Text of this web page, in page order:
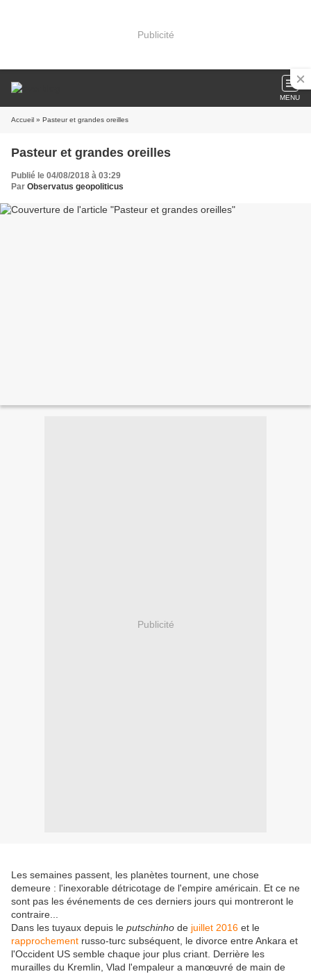
Publicité
MENU
Accueil » Pasteur et grandes oreilles
Pasteur et grandes oreilles
Publié le 04/08/2018 à 03:29
Par Observatus geopoliticus
Publicité
Les semaines passent, les planètes tournent, une chose
demeure : l'inexorable détricotage de l'empire américain. Et ce ne
sont pas les événements de ces derniers jours qui montreront le
contraire...
Dans les tuyaux depuis le putschinho de juillet 2016 et le
rapprochement russo-turc subséquent, le divorce entre Ankara et
l'Occident US semble chaque jour plus criant. Derrière les
murailles du Kremlin, Vlad l'empaleur a manœuvré de main de